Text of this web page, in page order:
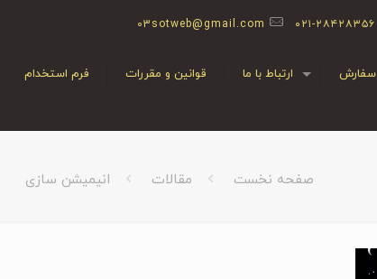
۰۲۱-۲۸۴۲۸۳۵۶ 03sotweb@gmail.com
سفارش ارتباط با ما قوانین و مقررات فرم استخدام
صفحه نخست مقالات انیمیشن سازی